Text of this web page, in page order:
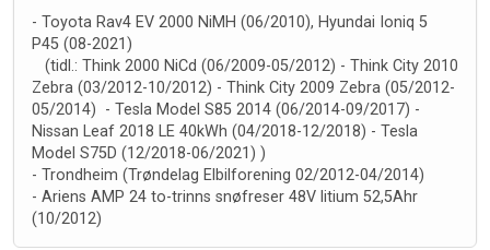
- Toyota Rav4 EV 2000 NiMH (06/2010), Hyundai Ioniq 5
P45 (08-2021)
(tidl.: Think 2000 NiCd (06/2009-05/2012) - Think City 2010
Zebra (03/2012-10/2012) - Think City 2009 Zebra (05/2012-
05/2014) - Tesla Model S85 2014 (06/2014-09/2017) -
Nissan Leaf 2018 LE 40kWh (04/2018-12/2018) - Tesla
Model S75D (12/2018-06/2021) )
- Trondheim (Trøndelag Elbilforening 02/2012-04/2014)
- Ariens AMP 24 to-trinns snøfreser 48V litium 52,5Ahr
(10/2012)